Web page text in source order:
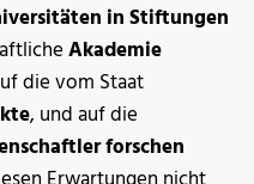
in Stiftungen
Akademie
die vom Staat
, und auf die
forschen